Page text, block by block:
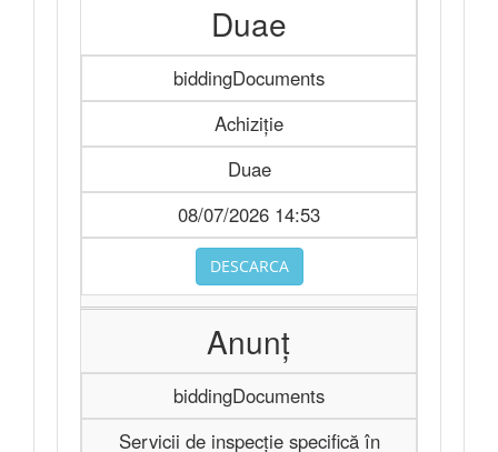
Duae
biddingDocuments
Achiziție
Duae
08/07/2026 14:53
DESCARCA
Anunț
biddingDocuments
Servicii de inspecție specifică în